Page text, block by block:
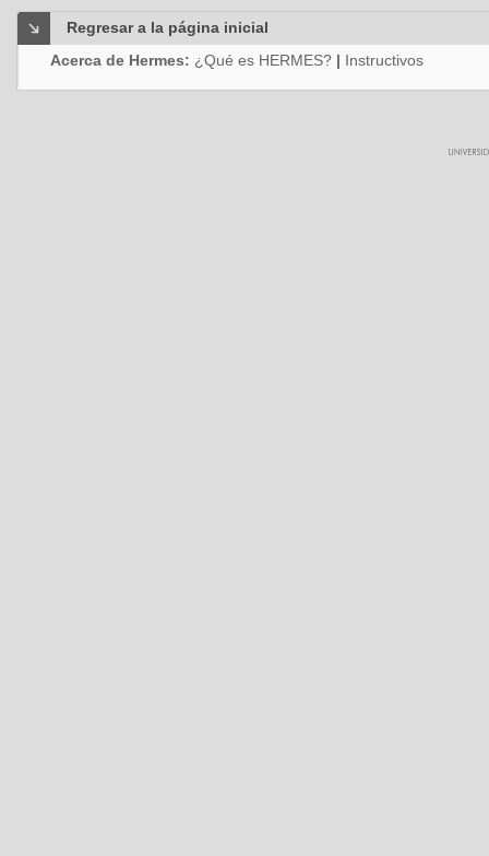
Regresar a la página inicial
Acerca de Hermes: ¿Qué es HERMES? | Instructivos